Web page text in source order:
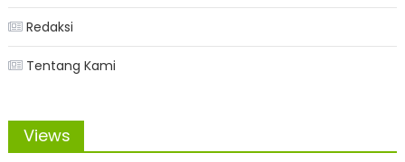
Redaksi
Tentang Kami
Views